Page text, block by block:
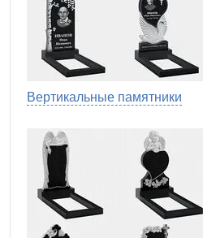
Вертикальные памятники